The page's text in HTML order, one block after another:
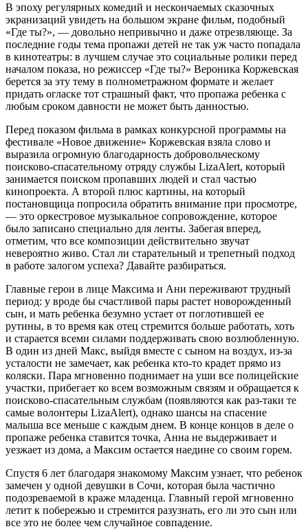
В эпоху регулярных комедий и нескончаемых сказочных
экранизаций увидеть на большом экране фильм, подобный
«Где ты?», — довольно непривычно и даже отрезвляюще. За
последние годы тема пропажи детей не так уж часто попадала
в кинотеатры: в лучшем случае это социальные ролики перед
началом показа, но режиссер «Где ты?» Вероника Коржевская
берется за эту тему в полнометражном формате и желает
придать огласке тот страшный факт, что пропажа ребенка с
любым сроком давности не может быть данностью.
Перед показом фильма в рамках конкурсной программы на
фестивале «Новое движение» Коржевская взяла слово и
выразила огромную благодарность добровольческому
поисково-спасательному отряду службы LizaAlert, который
занимается поиском пропавших людей и стал частью
кинопроекта. А второй плюс картины, на который
постановщица попросила обратить внимание при просмотре,
— это оркестровое музыкальное сопровождение, которое
было записано специально для ленты. Забегая вперед,
отметим, что все композиции действительно звучат
невероятно живо. Стал ли старательный и трепетный подход
в работе залогом успеха? Давайте разбираться.
Главные герои в лице Максима и Ани переживают трудный
период: у вроде бы счастливой пары растет новорожденный
сын, и мать ребенка безумно устает от поглотившей ее
рутины, в то время как отец стремится больше работать, хоть
и старается всеми силами поддерживать свою возлюбленную.
В один из дней Макс, выйдя вместе с сыном на воздух, из-за
усталости не замечает, как ребенка кто-то крадет прямо из
коляски. Пара мгновенно поднимает на уши все полицейские
участки, прибегает ко всем возможным связям и обращается к
поисково-спасательным службам (появляются как раз-таки те
самые волонтеры LizaAlert), однако шансы на спасение
малыша все меньше с каждым днем. В конце концов в деле о
пропаже ребенка ставится точка, Анна не выдерживает и
уезжает из дома, а Максим остается наедине со своим горем.
Спустя 6 лет благодаря знакомому Максим узнает, что ребенок
замечен у одной девушки в Сочи, которая была частично
подозреваемой в краже младенца. Главный герой мгновенно
летит к побережью и стремится разузнать, его ли это сын или
все это не более чем случайное совпадение.